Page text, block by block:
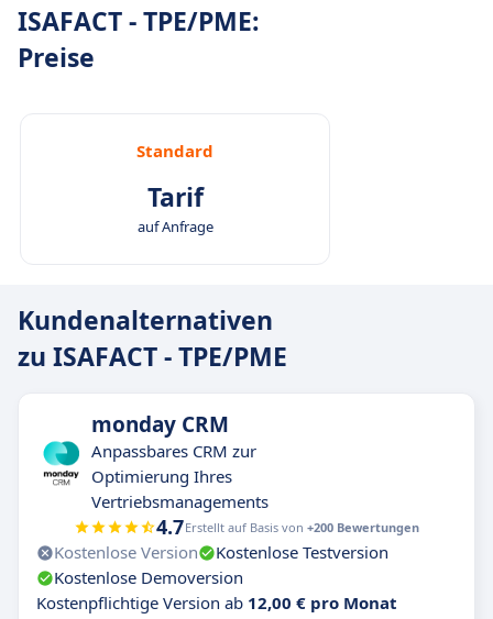
ISAFACT - TPE/PME:
Preise
Standard
Tarif
auf Anfrage
Kundenalternativen
zu ISAFACT - TPE/PME
monday CRM
Anpassbares CRM zur
Optimierung Ihres
Vertriebsmanagements
4.7Erstellt auf Basis von +200 Bewertungen
Kostenlose Version
Kostenlose Testversion
Kostenlose Demoversion
Kostenpflichtige Version ab 12,00 € pro Monat